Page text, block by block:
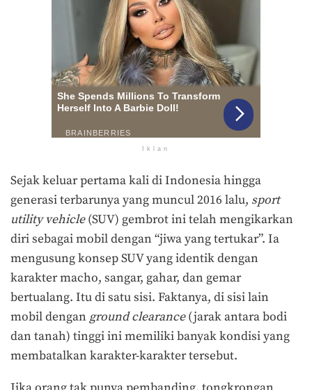
Iklan
Sejak keluar pertama kali di Indonesia hingga
generasi terbarunya yang muncul 2016 lalu, sport
utility vehicle(SUV) gembrot ini telah mengikarkan
diri sebagai mobil dengan “jiwa yang tertukar”. Ia
mengusung konsep SUV yang identik dengan
karakter macho, sangar, gahar, dan gemar
bertualang. Itu di satu sisi. Faktanya, di sisi lain
mobil dengan ground clearance(jarak antara bodi
dan tanah) tinggi ini memiliki banyak kondisi yang
membatalkan karakter-karakter tersebut.